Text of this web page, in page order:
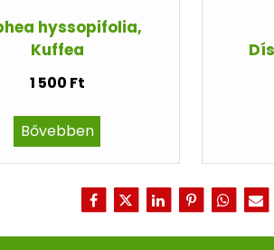
hyssopifolia,
Kuffea
1 500 Ft
Bővebben